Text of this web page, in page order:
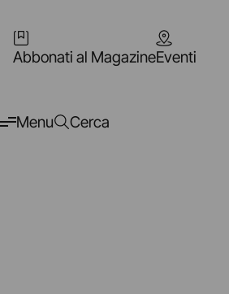
Abbonati al MagazineEventi
Menu Cerca